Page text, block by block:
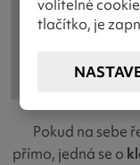
Pokud na sebe
přímo, jedná se o
volitelné
tlačítko, je